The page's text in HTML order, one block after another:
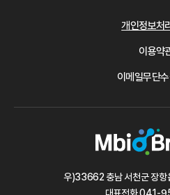
개인정보처
이용약
이메일무단
우)33662 충남 서천군 장항
대표전화041-